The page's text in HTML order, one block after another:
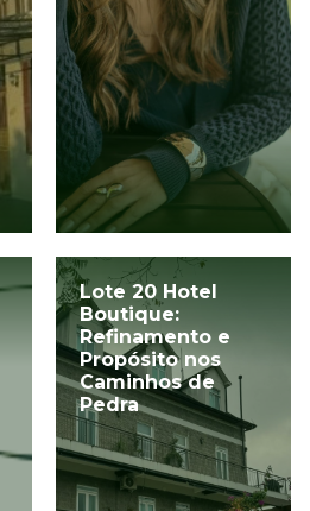
Lote 20 Hotel
Boutique:
Refinamento e
Propósito nos
Caminhos de
Pedra